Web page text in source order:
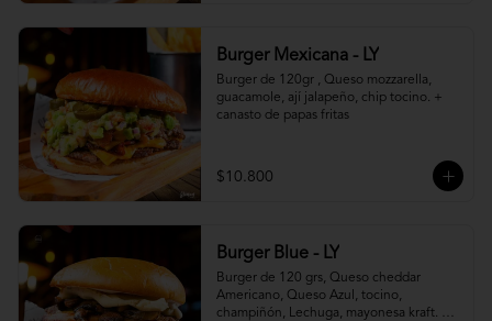
Burger Mexicana - LY
Burger de 120gr , Queso mozzarella,
guacamole, ají jalapeño, chip tocino. +
canasto de papas fritas
$10.800
Burger Blue - LY
Burger de 120 grs, Queso cheddar
Americano, Queso Azul, tocino,
champiñón, Lechuga, mayonesa kraft. +